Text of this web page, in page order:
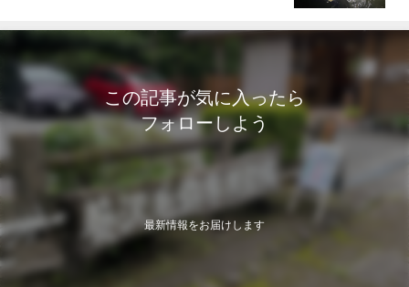
この記事が気に入ったら
フォローしよう
最新情報をお届けします